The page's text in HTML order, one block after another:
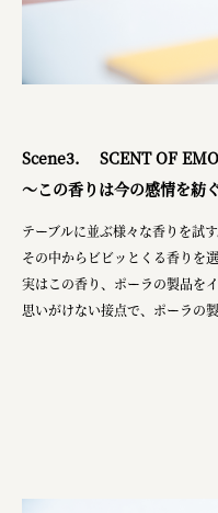
Scene3. SCENT OF
～この香りは今の感情を紡
テーブルに並ぶ様々な香りを試
その中からビビッとくる香りを選
実はこの香り、ポーラの製品を
思いがけない接点で、ポーラの製